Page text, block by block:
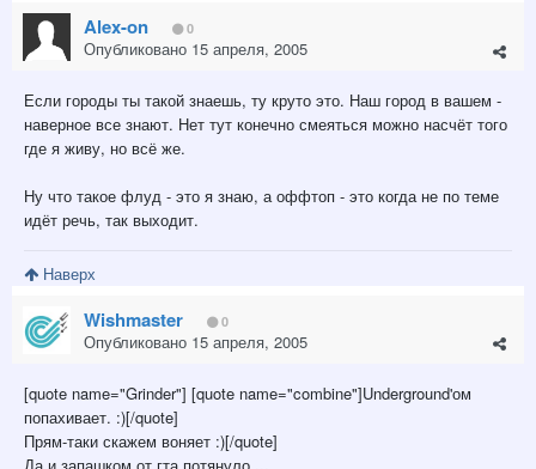
Alex-on 0
Опубликовано 15 апреля, 2005
Если городы ты такой знаешь, ту круто это. Наш город в вашем -
наверное все знают. Нет тут конечно смеяться можно насчёт того
где я живу, но всё же.
Ну что такое флуд - это я знаю, а оффтоп - это когда не по теме
идёт речь, так выходит.
Наверх
Wishmaster 0
Опубликовано 15 апреля, 2005
[quote name="Grinder"] [quote name="combine"]Underground'ом
попахивает. :)[/quote]
Прям-таки скажем воняет :)[/quote]
Да и запашком от гта потянуло ...